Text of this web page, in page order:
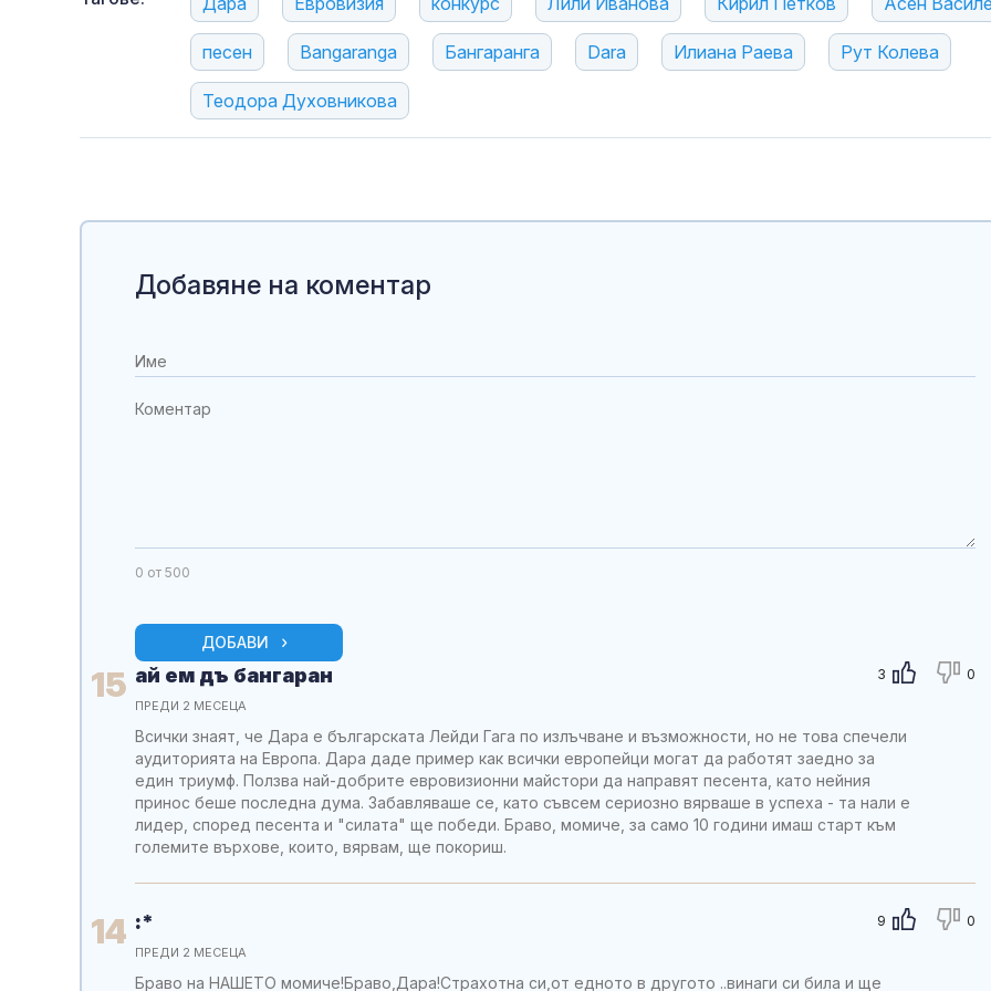
песен Bangaranga Бангаранга Dara Илиана Раева Рут Колева
Теодора Духовникова
Добавяне на коментар
0 от 500
ДОБАВИ
15 3 0
ай ем дъ бангаран
ПРЕДИ 2 МЕСЕЦА
Всички знаят, че Дара е българската Лейди Гага по излъчване и възможности, но не това спечели
аудиторията на Европа. Дара даде пример как всички европейци могат да работят заедно за
един триумф. Ползва най-добрите евровизионни майстори да направят песента, като нейния
принос беше последна дума. Забавляваше се, като съвсем сериозно вярваше в успеха - та нали е
лидер, според песента и "силата" ще победи. Браво, момиче, за само 10 години имаш старт към
големите върхове, които, вярвам, ще покориш.
14 9 0
:*
ПРЕДИ 2 МЕСЕЦА
Браво на НАШЕТО момиче!Браво,Дара!Страхотна си,от едното в другото ..винаги си била и ще